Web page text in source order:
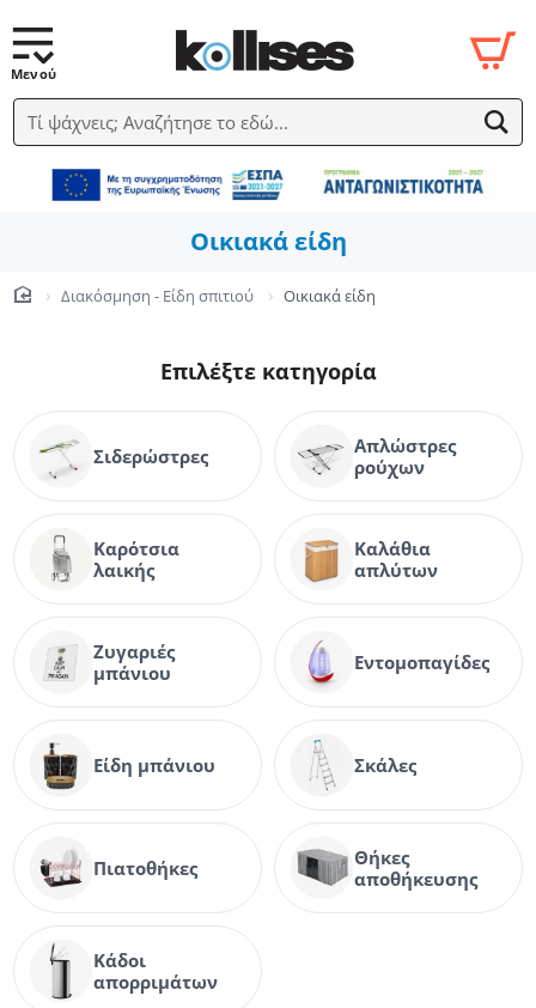
Τί ψάχνεις; Αναζήτησε το εδώ...
Οικιακά είδη
Διακόσμηση - Είδη σπιτιού Οικιακά είδη
Επιλέξτε κατηγορία
Σιδερώστρες
Απλώστρες
ρούχων
Καρότσια
λαικής
Καλάθια
απλύτων
Ζυγαριές
μπάνιου
Εντομοπαγίδες
Είδη μπάνιου Σκάλες
Πιατοθήκες
Θήκες
αποθήκευσης
Κάδοι
απορριμάτων